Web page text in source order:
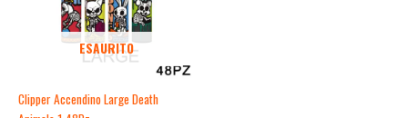
ESAURITO
Clipper Accendino Large Death